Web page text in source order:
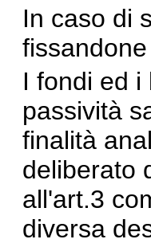
In caso di
I fondi ed
passività
finalità
deliberato
all'art.3
diversa